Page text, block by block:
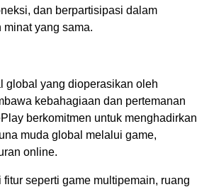
dan berpartisipasi dalam
yang sama.
global yang dioperasikan oleh
kebahagiaan dan pertemanan
berkomitmen untuk menghadirkan
muda global melalui game,
online.
seperti game multipemain, ruang